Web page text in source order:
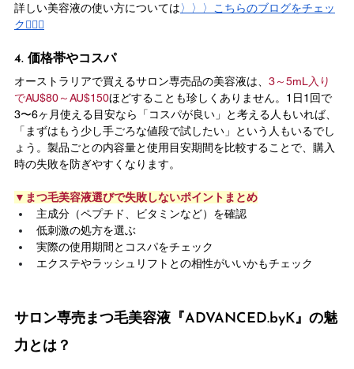
詳しい美容液の使い方については〉〉〉こちらのブログをチェッ
ク💁🏼‍♀️
4. 価格帯やコスパ
オーストラリアで買えるサロン専売品の美容液は、 3～5mL入り
でAU$80～AU$150ほどすることも珍しくありません。1日1回で
3〜6ヶ月使える目安なら「コスパが良い」と考える人もいれば、
「まずはもう少し手ごろな値段で試したい」という人もいるでし
ょう。製品ごとの内容量と使用目安期間を比較することで、購入
時の失敗を防ぎやすくなります。
▼まつ毛美容液選びで失敗しないポイントまとめ
主成分（ペプチド、ビタミンなど）を確認
低刺激の処方を選ぶ
実際の使用期間とコスパをチェック
エクステやラッシュリフトとの相性がいいかもチェック
サロン専売まつ毛美容液『ADVANCED.byK』の魅
力とは？